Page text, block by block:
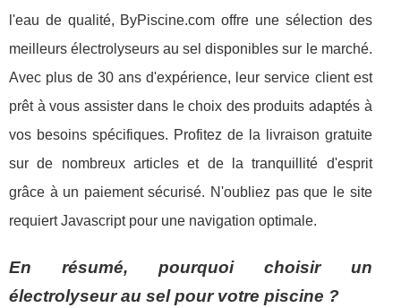
l'eau de qualité, ByPiscine.com offre une sélection des
meilleurs électrolyseurs au sel disponibles sur le marché.
Avec plus de 30 ans d'expérience, leur service client est
prêt à vous assister dans le choix des produits adaptés à
vos besoins spécifiques. Profitez de la livraison gratuite
sur de nombreux articles et de la tranquillité d'esprit
grâce à un paiement sécurisé. N'oubliez pas que le site
requiert Javascript pour une navigation optimale.
En résumé, pourquoi choisir un
électrolyseur au sel pour votre piscine ?